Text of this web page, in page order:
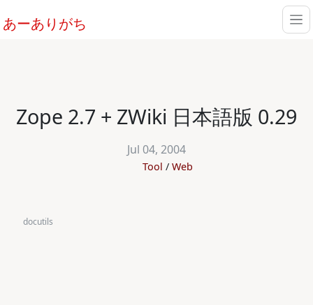
あーありがち
Zope 2.7 + ZWiki 日本語版 0.29
Jul 04, 2004
Tool Web
docutils